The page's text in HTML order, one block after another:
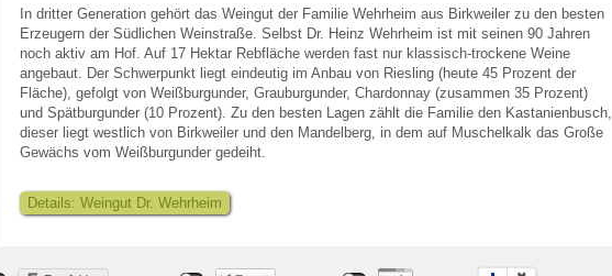
In dritter Generation gehört das Weingut der Familie Wehrheim aus Birkweiler zu den besten
Erzeugern der Südlichen Weinstraße. Selbst Dr. Heinz Wehrheim ist mit seinen 90 Jahren
noch aktiv am Hof. Auf 17 Hektar Rebfläche werden fast nur klassisch-trockene Weine
angebaut. Der Schwerpunkt liegt eindeutig im Anbau von Riesling (heute 45 Prozent der
Fläche), gefolgt von Weißburgunder, Grauburgunder, Chardonnay (zusammen 35 Prozent)
und Spätburgunder (10 Prozent). Zu den besten Lagen zählt die Familie den Kastanienbusch,
dieser liegt westlich von Birkweiler und den Mandelberg, in dem auf Muschelkalk das Große
Gewächs vom Weißburgunder gedeiht.
Details: Weingut Dr. Wehrheim